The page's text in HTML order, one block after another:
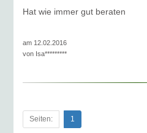
Hat wie immer gut beraten
am 12.02.2016
von Isa*********
Seiten: 1